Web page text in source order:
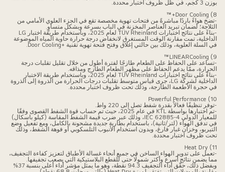
بوزن 3 كجم، في ظل ظروف اختبار محددة.
8) Door Cooling+™
-تضخ هواءً باردًا مباشرةً من فتحات تهوية مخصصة تقع في الجزء العلوي الأمامي من
الثلاجة؛ لضمان تبريد العناصر المخزنة في الباب بسرعة وبشكل متساوٍ.
-بناءً على نتائج اختبارات TÜV Rheinland لعام 2025، وباستخدام طريقة اختبار LG
الداخلية، تمت مقارنة الوقت المستغرق لانخفاض درجة حرارة حاوية المياه الموضوعة
في السلة العلوية، وذلك بين حالتي إغلاق وفتح فتحة تهوية تقنية +Door Cooling.
9) LINEARCooling™
-تساعد على الحفاظ على الطعام طازجًا لفترة أطول من خلال تقليل تقلبات درجة
الحرارة، ممّا يدعم الحفاظ على مظهر الطعام الطازج ومذاقه.
-بناءً على نتائج اختبارات TÜV Rheinland لعام 2025، وباستخدام طريقة الاختبار
الداخلية لشركة LG، جرى قياس متوسط تقلبات درجات الحرارة من الذروة إلى الذروة
في حجرة الأطعمة الطازجة، وذلك تحت ظروف اختبار محددة.
10) Powerful Performance
-توفر تنظيفًا فعالاً بقدرة شفط تصل إلى 220 واط.
-تم اختبارها بواسطة KTL في عام 2025، حيث تم حساب قوة الشفط القصوى وفقًا
للمعيار الدولي IEC 62885-4، وذلك عبر ضرب قيمة الشفط المقاسة (كيلو باسكال)
في تدفق الهواء (لتر/ثانية)، باستخدام بطارية جديدة مشحونة بالكامل، ومع تفعيل وضع
التيربو، وخزان غبار فارغ، وبدون استخدام الأنبوب التلسكوبي أو فوهة الشفط، وذلك
تحت ظروف اختبار محددة.
11) Heat Dry
-تعمل على تدوير الهواء الساخن في جميع أنحاء غسالة الأطباق لتعزيز كفاءة التجفيف،
مما يضمن نتائج أسرع وأكثر شمولًا حتى للقطع البلاستيكية التي يصعب تجفيفها.
وبفضل ذلك، حقّق أداء التجفيف 94.3 نقطة، وهو ما يمثل مؤشر أداء أعلى بنسبة 37%